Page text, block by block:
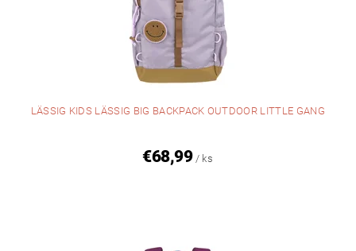
LÄSSIG KIDS LÄSSIG BIG BACKPACK OUTDOOR LITTLE GANG
€68,99 / ks